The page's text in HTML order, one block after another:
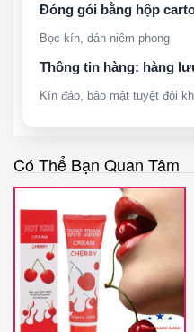
Đóng gói bằng hộp
Bọc kín, dán niêm phong
Thông tin hàng: hàng
Kín đáo, bảo mật tuyệt đội
Có Thể Bạn Quan Tâm